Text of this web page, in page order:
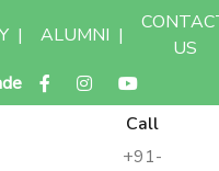
| ALUMNI |
US
Call
+91-